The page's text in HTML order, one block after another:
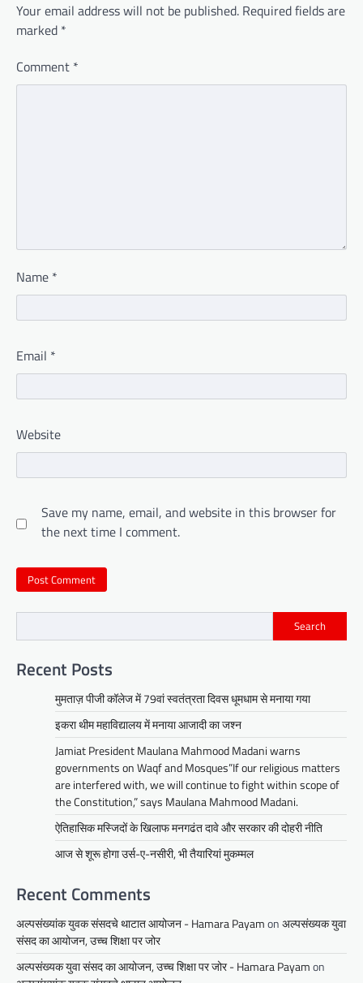
Your email address will not be published. Required fields are
marked *
Comment *
Name *
Email *
Website
Save my name, email, and website in this browser for
the next time I comment.
Search
Recent Posts
मुमताज़ पीजी कॉलेज में 79वां स्वतंत्रता दिवस धूमधाम से मनाया गया
इकरा थीम महाविद्यालय में मनाया आजादी का जश्न
Jamiat President Maulana Mahmood Madani warns
governments on Waqf and Mosques”If our religious matters
are interfered with, we will continue to fight within scope of
the Constitution,” says Maulana Mahmood Madani.
ऐतिहासिक मस्जिदों के खिलाफ मनगढंत दावे और सरकार की दोहरी नीति
आज से शूरू होगा उर्स-ए-नसीरी, भी तैयारियां मुकम्मल
Recent Comments
अल्पसंख्यांक युवक संसदचे थाटात आयोजन - Hamara Payamonअल्पसंख्यक युवा
संसद का आयोजन, उच्च शिक्षा पर जोर
अल्पसंख्यक युवा संसद का आयोजन, उच्च शिक्षा पर जोर - Hamara Payamon